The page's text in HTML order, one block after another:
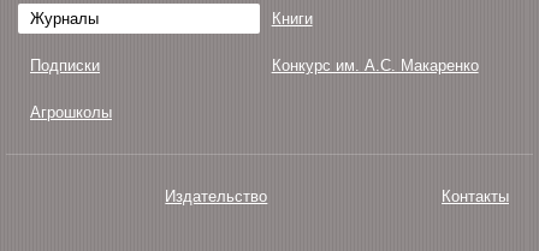
Журналы Книги
Подписки Конкурс им. А.С. Макаренко
Агрошколы
Издательство Контакты